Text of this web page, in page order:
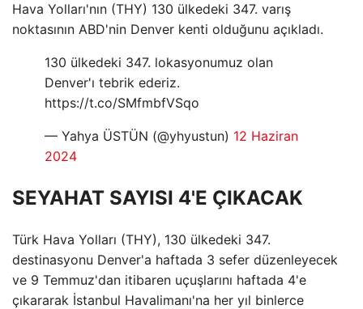
Hava Yolları'nın (THY) 130 ülkedeki 347. varış
noktasının ABD'nin Denver kenti olduğunu açıkladı.
130 ülkedeki 347. lokasyonumuz olan
Denver'ı tebrik ederiz.
https://t.co/SMfmbfVSqo
— Yahya ÜSTÜN (@yhyustun) 12 Haziran
2024
SEYAHAT SAYISI 4'E ÇIKACAK
Türk Hava Yolları (THY), 130 ülkedeki 347.
destinasyonu Denver'a haftada 3 sefer düzenleyecek
ve 9 Temmuz'dan itibaren uçuşlarını haftada 4'e
çıkararak İstanbul Havalimanı'na her yıl binlerce